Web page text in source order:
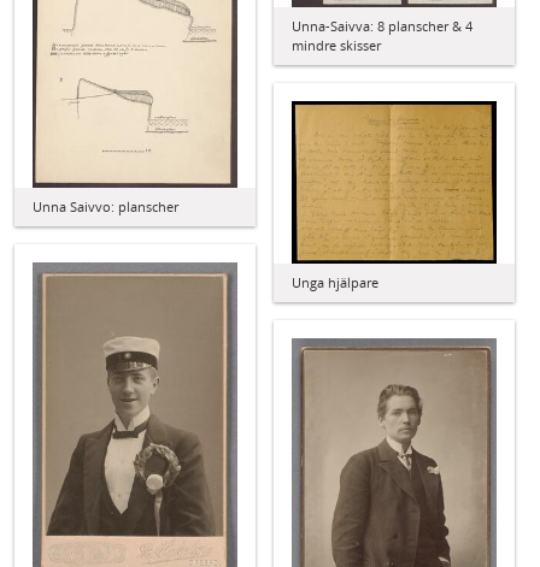
Unna-Saivva: 8 planscher & 4
mindre skisser
Unna Saivvo: planscher
Unga hjälpare